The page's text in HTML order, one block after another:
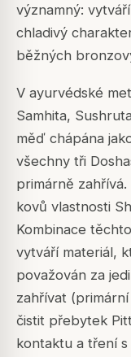
významný:
chladivý
běžných
V ayurvédské
Samhita,
měď chápána
všechny tři
primárně
kovů vlastnosti
Kombinace
vytváří materiál,
považován za
zahřívat
čistit přebytek
kontaktu a tření